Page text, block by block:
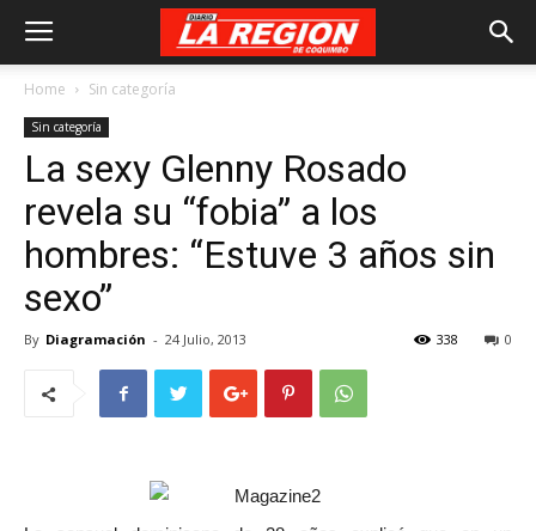
Home Sin categoría
Sin categoría
La sexy Glenny Rosado
revela su “fobia” a los
hombres: “Estuve 3 años sin
sexo”
By Diagramación - 24 Julio, 2013 0
338